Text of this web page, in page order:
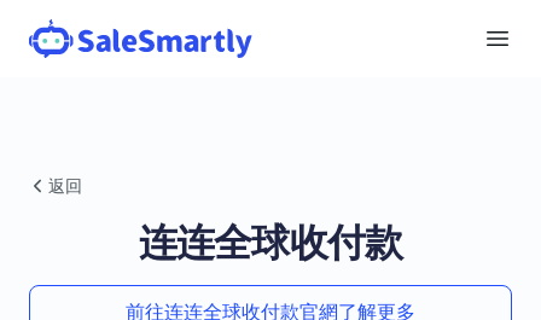
返回
连连全球收付款
前往连连全球收付款官網了解更多